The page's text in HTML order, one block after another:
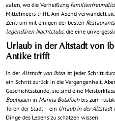
aalen, wo die Verheißung
Mittelmeers trifft. Am Abend verwandelt
Zentrum mit einigen der besten Restaurants
legendären Nachtclubs, die eine
Urlaub in der Altstadt von
Antike trifft
In der Altstadt von Ibiza ist jeder Schritt
ein Schritt zurück in die Vergangenheit.
Geschichtsstunde; sie sind eine
Boutiquen in Marina Botafoch bis zum
Toren der Stadt – ein Urlaub in der Altstadt
Dinge des Lebens zu schätzen wissen.